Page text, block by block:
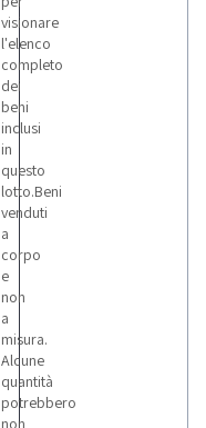
visionare
l'elenco
completo
dei
beni
inclusi
in
questo
lotto.Beni
venduti
a
corpo
e
non
a
misura.
Alcune
quantità
potrebbero
non